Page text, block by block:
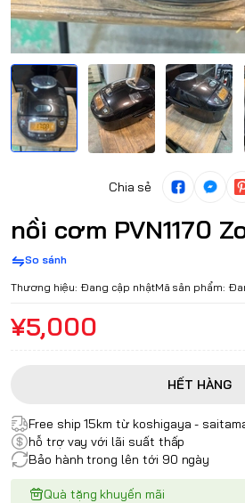
Chia sẻ
nồi cơm PVN1170
So sánh
Thương hiệu: Đang cập nhậtMã sản phẩm:
¥5,000
HẾT HÀNG
Free ship 15km từ koshigaya -
hỗ trợ vay với lãi suất thấp
Bảo hành trong lên tới 90 ngày
Quà tặng khuyến mãi